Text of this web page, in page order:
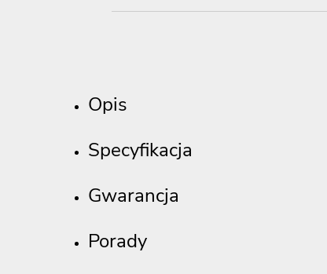
Opis
Specyfikacja
Gwarancja
Porady